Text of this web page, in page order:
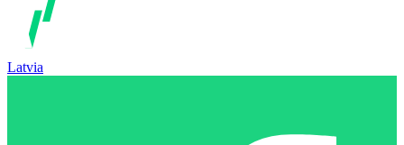
Latvia